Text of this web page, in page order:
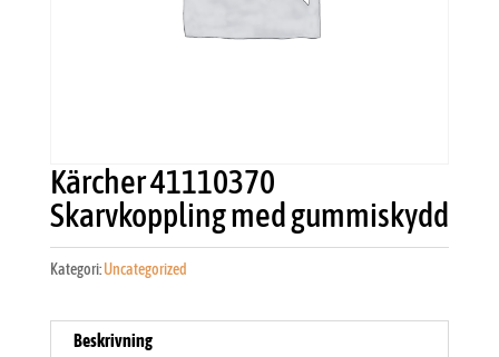
Kärcher 41110370
Skarvkoppling med gummiskydd
Kategori:Uncategorized
Beskrivning